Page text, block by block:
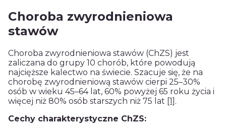
Choroba zwyrodnieniowa
stawów
Choroba zwyrodnieniowa stawów (ChZS) jest
zaliczana do grupy 10 chorób, które powodują
najcięższe kalectwo na świecie. Szacuje się, że na
chorobę zwyrodnieniową stawów cierpi 25–30%
osób w wieku 45–64 lat, 60% powyżej 65 roku życia i
więcej niż 80% osób starszych niż 75 lat [1] .
Cechy charakterystyczne ChZS: